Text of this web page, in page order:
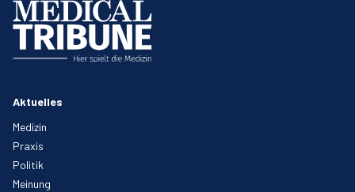
Aktuelles
Medizin
Praxis
Politik
Meinung